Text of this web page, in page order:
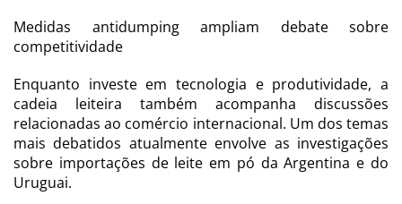
Medidas antidumping ampliam debate sobre
competitividade
Enquanto investe em tecnologia e produtividade, a
cadeia leiteira também acompanha discussões
relacionadas ao comércio internacional. Um dos temas
mais debatidos atualmente envolve as investigações
sobre importações de leite em pó da Argentina e do
Uruguai.